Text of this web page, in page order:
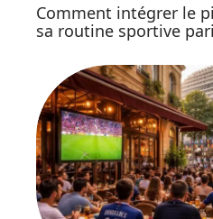
Comment intégrer le
sa routine sportive